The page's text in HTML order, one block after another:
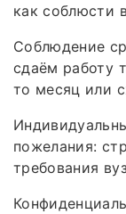
как соблюсти
Соблюдение
сдаём работу
то месяц или
пожелания:
требования